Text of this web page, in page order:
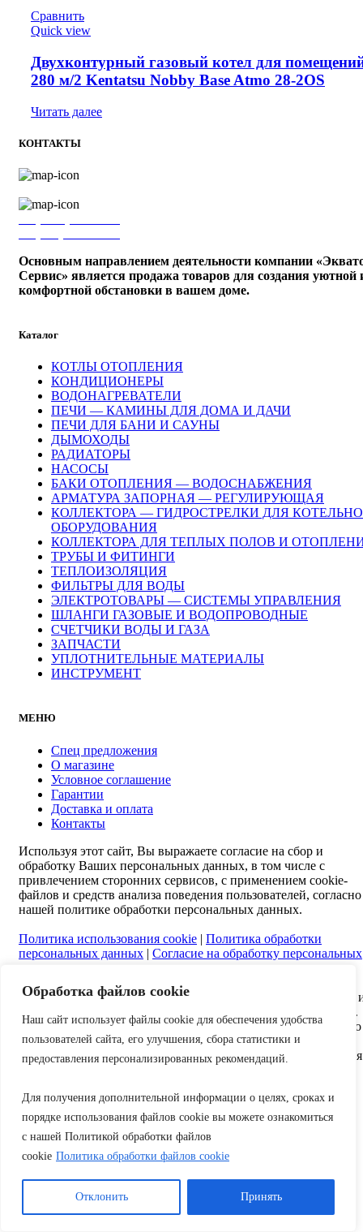
Обработка файлов cookie
Наш сайт использует файлы cookie для обеспечения удобства
пользователей сайта, его улучшения, сбора статистики и
предоставления персонализированных рекомендаций.
Для получения дополнительной информации о целях, сроках и
порядке использования файлов cookie вы можете ознакомиться
с нашей Политикой обработки файлов
cookie Политика обработки файлов cookie
Отклонить Принять
Сравнить
Quick view
Двухконтурный газовый котел для
280 м/2 Kentatsu Nobby Base Atmo 28-2OS
Читать далее
КОНТАКТЫ
Основным направлением деятельности компании
Сервис» является продажа товаров для создания уютной
комфортной обстановки в вашем доме.
Каталог
КОТЛЫ ОТОПЛЕНИЯ
КОНДИЦИОНЕРЫ
ВОДОНАГРЕВАТЕЛИ
ПЕЧИ — КАМИНЫ ДЛЯ ДОМА И ДАЧИ
ПЕЧИ ДЛЯ БАНИ И САУНЫ
ДЫМОХОДЫ
РАДИАТОРЫ
НАСОСЫ
БАКИ ОТОПЛЕНИЯ — ВОДОСНАБЖЕНИЯ
АРМАТУРА ЗАПОРНАЯ — РЕГУЛИРУЮЩАЯ
КОЛЛЕКТОРА — ГИДРОСТРЕЛКИ ДЛЯ
ОБОРУДОВАНИЯ
КОЛЛЕКТОРА ДЛЯ ТЕПЛЫХ ПОЛОВ И
ТРУБЫ И ФИТИНГИ
ТЕПЛОИЗОЛЯЦИЯ
ФИЛЬТРЫ ДЛЯ ВОДЫ
ЭЛЕКТРОТОВАРЫ — СИСТЕМЫ УПРАВЛЕНИЯ
ШЛАНГИ ГАЗОВЫЕ И ВОДОПРОВОДНЫЕ
СЧЕТЧИКИ ВОДЫ И ГАЗА
ЗАПЧАСТИ
УПЛОТНИТЕЛЬНЫЕ МАТЕРИАЛЫ
ИНСТРУМЕНТ
МЕНЮ
Спец предложения
О магазине
Условное соглашение
Гарантии
Доставка и оплата
Контакты
Используя этот сайт, Вы выражаете согласие на сбор и
обработку Ваших персональных данных, в том числе с
привлечением сторонних сервисов, с применением cookie-
файлов и средств анализа поведения пользователей, согласно
нашей политике обработки персональных данных.
Политика использования cookie | Политика обработки
персональных данных | Согласие на обработку персональных
Наш веб-ресурс предоставляет исключительно информацию
не является публичной офертой, согласно Статье 437 ГК РФ.
Предоставленная информация предназначена исключительно
для ознакомления. Вы соглашаетесь использовать ее на свой
страх и риск. Пожалуйста, обратите внимание на обновления
указанным контактам или для заказа услуг заполните форму
обратной связи.
Экватор-Сервис. Все права защищены.
Сайт разработан вGlobal
Категории